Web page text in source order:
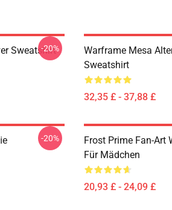
Sweatshirt
-20%
Warframe Mesa
Sweatshirt
32,35 £ - 37,88 £
-20%
Frost Prime Fan-Art
Für Mädchen
20,93 £ - 24,09 £